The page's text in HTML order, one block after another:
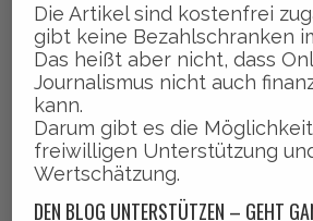
Die Artikel sind kostenfrei
gibt keine Bezahlschranken
Das heißt aber nicht, dass
Journalismus nicht auch
kann.
Darum gibt es die
freiwilligen Unterstützung
Wertschätzung.
DEN BLOG UNTERSTÜTZEN – GEHT